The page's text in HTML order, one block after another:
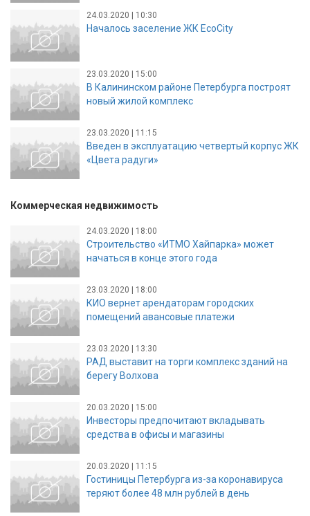
24.03.2020 | 10:30
Началось заселение ЖК EcoCity
23.03.2020 | 15:00
В Калининском районе Петербурга построят
новый жилой комплекс
23.03.2020 | 11:15
Введен в эксплуатацию четвертый корпус ЖК
«Цвета радуги»
Коммерческая недвижимость
24.03.2020 | 18:00
Строительство «ИТМО Хайпарка» может
начаться в конце этого года
23.03.2020 | 18:00
КИО вернет арендаторам городских
помещений авансовые платежи
23.03.2020 | 13:30
РАД выставит на торги комплекс зданий на
берегу Волхова
20.03.2020 | 15:00
Инвесторы предпочитают вкладывать
средства в офисы и магазины
20.03.2020 | 11:15
Гостиницы Петербурга из-за коронавируса
теряют более 48 млн рублей в день